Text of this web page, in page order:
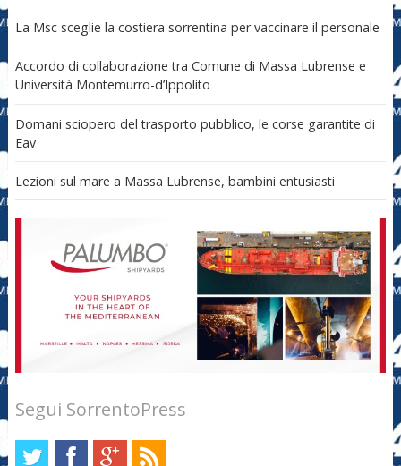
La Msc sceglie la costiera sorrentina per vaccinare il personale
Accordo di collaborazione tra Comune di Massa Lubrense e
Università Montemurro-d’Ippolito
Domani sciopero del trasporto pubblico, le corse garantite di
Eav
Lezioni sul mare a Massa Lubrense, bambini entusiasti
Segui SorrentoPress